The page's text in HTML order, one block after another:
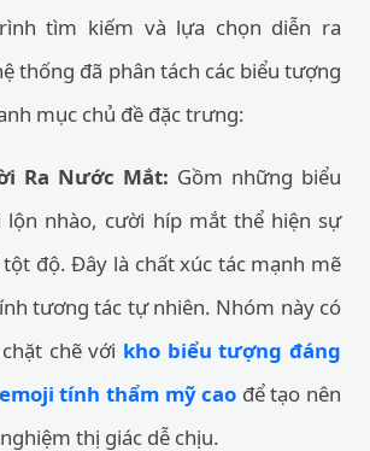
tìm kiếm và lựa chọn diễn ra
thống đã phân tách các biểu tượng
mục chủ đề đặc trưng:
Ra Nước Mắt: Gồm những biểu
nhào, cười híp mắt thể hiện sự
độ. Đây là chất xúc tác mạnh mẽ
tương tác tự nhiên. Nhóm này có
chẽ với kho biểu tượng đáng
tính thẩm mỹ cao để tạo nên
thị giác dễ chịu.